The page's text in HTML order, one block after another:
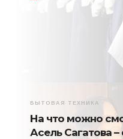
БЫТОВАЯ ТЕХНИКА
На что можно
Асель Сагатова